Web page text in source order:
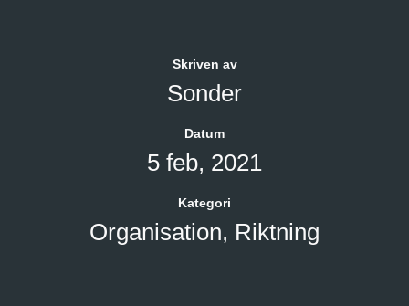
Skriven av
Sonder
Datum
5 feb, 2021
Kategori
Organisation, Riktning